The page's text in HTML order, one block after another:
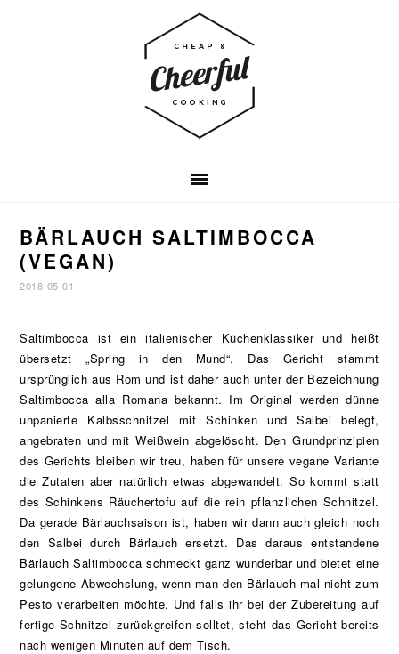
BÄRLAUCH SALTIMBOCCA
(VEGAN)
2018-05-01
Saltimbocca ist ein italienischer Küchenklassiker und heißt
übersetzt „Spring in den Mund“. Das Gericht stammt
ursprünglich aus Rom und ist daher auch unter der Bezeichnung
Saltimbocca alla Romana bekannt. Im Original werden dünne
unpanierte Kalbsschnitzel mit Schinken und Salbei belegt,
angebraten und mit Weißwein abgelöscht. Den Grundprinzipien
des Gerichts bleiben wir treu, haben für unsere vegane Variante
die Zutaten aber natürlich etwas abgewandelt. So kommt statt
des Schinkens Räuchertofu auf die rein pflanzlichen Schnitzel.
Da gerade Bärlauchsaison ist, haben wir dann auch gleich noch
den Salbei durch Bärlauch ersetzt. Das daraus entstandene
Bärlauch Saltimbocca schmeckt ganz wunderbar und bietet eine
gelungene Abwechslung, wenn man den Bärlauch mal nicht zum
Pesto verarbeiten möchte. Und falls ihr bei der Zubereitung auf
fertige Schnitzel zurückgreifen solltet, steht das Gericht bereits
nach wenigen Minuten auf dem Tisch.